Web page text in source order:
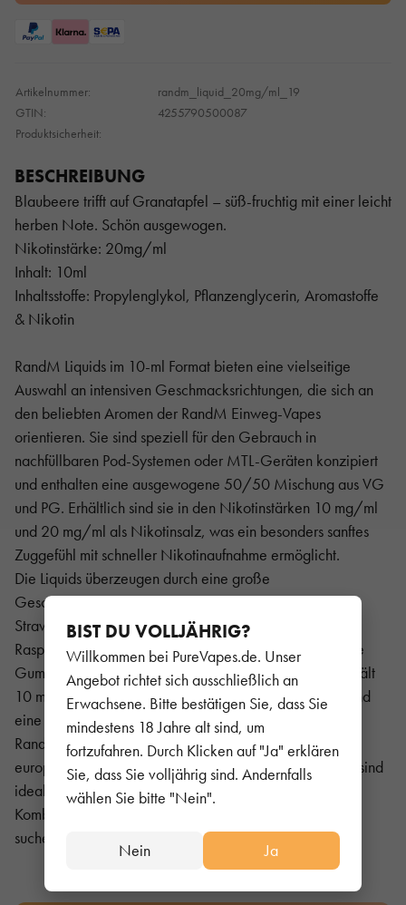
BIST DU VOLLJÄHRIG?
Willkommen bei PureVapes.de. Unser
Angebot richtet sich ausschließlich an
Erwachsene. Bitte bestätigen Sie, dass Sie
mindestens 18 Jahre alt sind, um
fortzufahren. Durch Klicken auf "Ja" erklären
Sie, dass Sie volljährig sind. Andernfalls
wählen Sie bitte "Nein".
Nein Ja
Artikelnummer:
randm_liquid_20mg/ml_19
GTIN:
4255790500087
Produktsicherheit:
BESCHREIBUNG
Blaubeere trifft auf Granatapfel – süß-fruchtig mit einer leicht
herben Note. Schön ausgewogen.
Nikotinstärke: 20mg/ml
Inhalt: 10ml
Inhaltsstoffe: Propylenglykol, Pflanzenglycerin, Aromastoffe
& Nikotin
RandM Liquids im 10-ml Format bieten eine vielseitige
Auswahl an intensiven Geschmacksrichtungen, die sich an
den beliebten Aromen der RandM Einweg-Vapes
orientieren. Sie sind speziell für den Gebrauch in
nachfüllbaren Pod-Systemen oder MTL-Geräten konzipiert
und enthalten eine ausgewogene 50/50 Mischung aus VG
und PG. Erhältlich sind sie in den Nikotinstärken 10 mg/ml
und 20 mg/ml als Nikotinsalz, was ein besonders sanftes
Zuggefühl mit schneller Nikotinaufnahme ermöglicht.
Die Liquids überzeugen durch eine große
Geschmacksvielfalt – von fruchtigen Mischungen wie
Strawberry Watermelon Lemonade oder Blue Sour
Raspberry bis hin zu süßen und exotischen Varianten wie
Gummy Bear oder Strawberry Donut. Jede Flasche enthält
10 ml Liquid, was für mehrere Hundert Züge ausreicht und
eine praktische Alternative zu Einweggeräten darstellt.
RandM Liquids sind TPD-konform und entsprechen den
europäischen Standards für Sicherheit und Qualität. Sie sind
ideal für Dampfer, die ein starkes Aromaerlebnis in
Kombination mit einem handlichen und legalen Format
suchen.